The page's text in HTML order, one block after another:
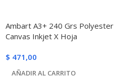
Ambart A3+ 240 Grs Polyester
Canvas Inkjet X Hoja
$ 471,00
AÑADIR AL CARRITO